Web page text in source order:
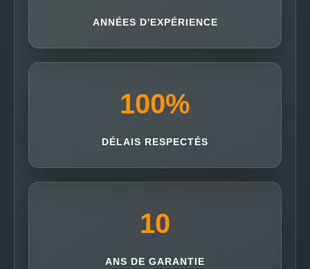
ANNÉES D'EXPÉRIENCE
100%
DÉLAIS RESPECTÉS
10
ANS DE GARANTIE